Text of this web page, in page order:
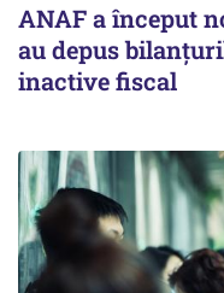
ANAF a început
au depus
inactive fiscal